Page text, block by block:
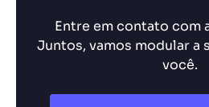
Entre em contato com
Juntos, vamos modular a
você.